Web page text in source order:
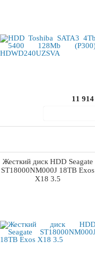
11 914
Жесткий диск HDD Seagate
ST18000NM000J 18TB Exos
X18 3.5